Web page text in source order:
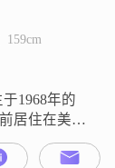
159cm
1968年的
居住在美丽
士学历，在
收入在